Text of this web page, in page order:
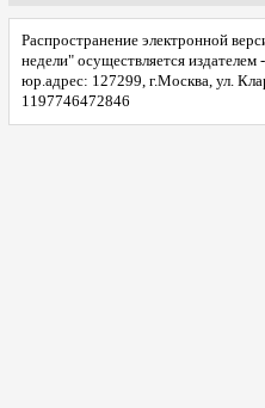
Распространение электронной
недели" осуществляется
юр.адрес: 127299, г.Москва, ул.
1197746472846